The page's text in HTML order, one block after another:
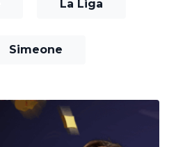
La Liga
Simeone